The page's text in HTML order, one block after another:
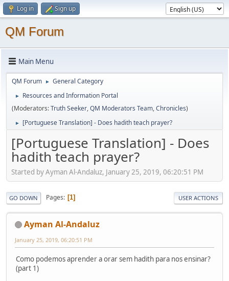
Log in Sign up
QM Forum
Main Menu
QM Forum ► General Category
►
Resources and Information Portal
(Moderators:Truth Seeker,QM Moderators Team,Chronicles)
► [Portuguese Translation] - Does hadith teach prayer?
[Portuguese Translation] - Does
hadith teach prayer?
Started by Ayman Al-Andaluz, January 25, 2019, 06:20:51 PM
GO DOWN Pages 1 USER ACTIONS
Ayman Al-Andaluz
January 25, 2019, 06:20:51 PM
Como podemos aprender a orar sem hadith para nos ensinar?
(part 1)